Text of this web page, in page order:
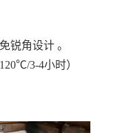
锐角设计 。
3-4小时）